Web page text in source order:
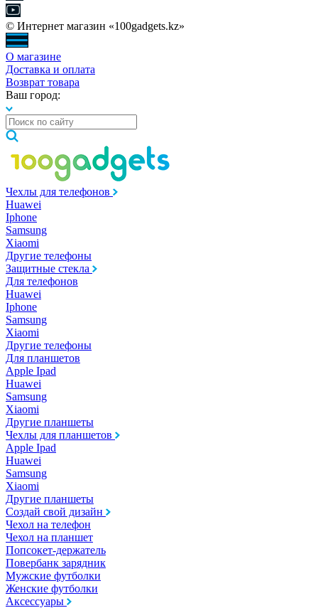
© Интернет магазин «100gadgets.kz»
О магазине
Доставка и оплата
Возврат товара
Ваш город:
Чехлы для телефонов
Huawei
Iphone
Samsung
Xiaomi
Другие телефоны
Защитные стекла
Для телефонов
Huawei
Iphone
Samsung
Xiaomi
Другие телефоны
Для планшетов
Apple Ipad
Huawei
Samsung
Xiaomi
Другие планшеты
Чехлы для планшетов
Apple Ipad
Huawei
Samsung
Xiaomi
Другие планшеты
Создай свой дизайн
Чехол на телефон
Чехол на планшет
Попсокет-держатель
Повербанк зарядник
Мужские футболки
Женские футболки
Аксессуары